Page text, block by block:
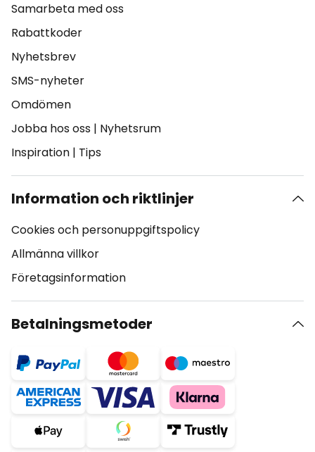
Samarbeta med oss
Rabattkoder
Nyhetsbrev
SMS-nyheter
Omdömen
Jobba hos oss | Nyhetsrum
Inspiration | Tips
Information och riktlinjer
Cookies och personuppgiftspolicy
Allmänna villkor
Företagsinformation
Betalningsmetoder